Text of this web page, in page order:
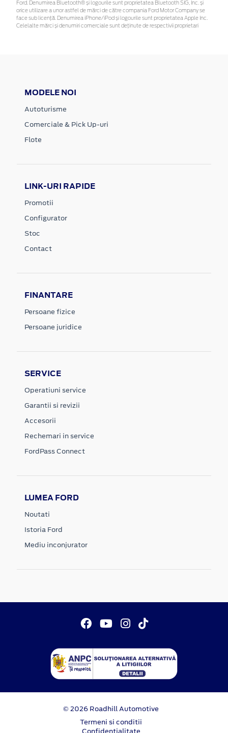
Ford. Denumirea Bluetooth® și logourile sunt proprietatea Bluetooth SIG, Inc. și
orice utilizare a unor astfel de mărci de către compania Ford Motor Company se
face sub licență. Denumirea iPhone/iPod și logourile sunt proprietatea Apple Inc.
Celelalte mărci și denumiri comerciale sunt deținute de respectivii proprietari
MODELE NOI
Autoturisme
Comerciale & Pick Up-uri
Flote
LINK-URI RAPIDE
Promotii
Configurator
Stoc
Contact
FINANTARE
Persoane fizice
Persoane juridice
SERVICE
Operatiuni service
Garantii si revizii
Accesorii
Rechemari in service
FordPass Connect
LUMEA FORD
Noutati
Istoria Ford
Mediu inconjurator
© 2026 Roadhill Automotive
Termeni si conditii